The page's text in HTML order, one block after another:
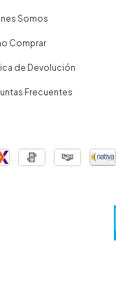
Somos
Comprar
de Devolución
Frecuentes